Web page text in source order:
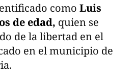
como Luis
de edad, quien se
de la libertad en el
en el municipio de